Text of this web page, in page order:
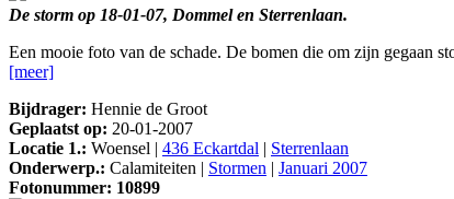
De storm op 18-01-07, Dommel en Sterrenlaan.
Een mooie foto van de schade. De bomen die om zijn gegaan
[meer]
Bijdrager: Hennie de Groot
Geplaatst op: 20-01-2007
Locatie 1.: Woensel | 436 Eckartdal | Sterrenlaan
Onderwerp.: Calamiteiten | Stormen | Januari 2007
Fotonummer: 10899